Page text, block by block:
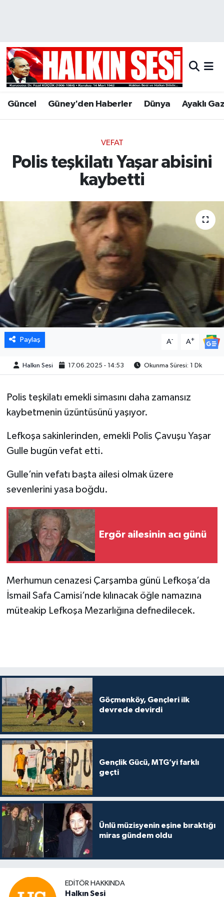
Güncel Güney'den Haberler Dünya Ayaklı
VEFAT
Polis teşkilatı Yaşar abisini
kaybetti
Paylaş A- A+
Halkın Sesi 17.06.2025 - 14:53 Okunma Süresi: 1 Dk
Polis teşkilatı emekli simasını daha zamansız
kaybetmenin üzüntüsünü yaşıyor.
Lefkoşa sakinlerinden, emekli Polis Çavuşu Yaşar
Gulle bugün vefat etti.
Gulle’nin vefatı başta ailesi olmak üzere
sevenlerini yasa boğdu.
Ergör ailesinin acı günü
Merhumun cenazesi Çarşamba günü Lefkoşa’da
İsmail Safa Camisi’nde kılınacak öğle namazına
müteakip Lefkoşa Mezarlığına defnedilecek.
Göçmenköy, Gençleri ilk
devrede devirdi
Gençlik Gücü, MTG’yi farklı
geçti
Ünlü müzisyenin eşine bıraktığı
miras gündem oldu
EDITÖR HAKKINDA
Halkın Sesi
Hava Durumu
Trafik Durumu
Son Dakika Haberleri